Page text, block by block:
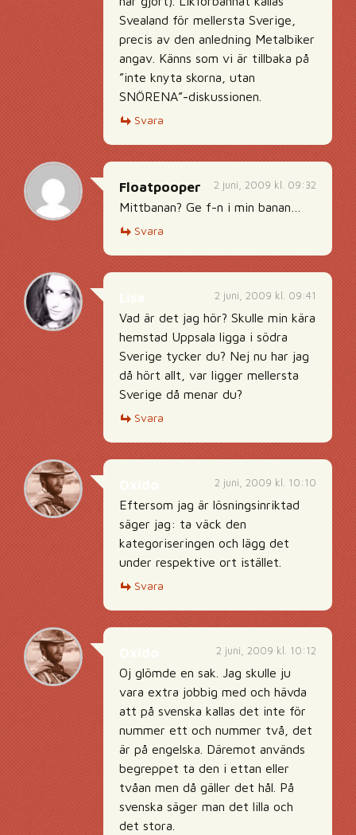
Svealand för mellersta Sverige,
precis av den anledning Metalbiker
angav. Känns som vi är tillbaka på
”inte knyta skorna, utan
SNÖRENA”-diskussionen.
Svara
2 juni, 2009 kl. 09:32
Floatpooper
Mittbanan? Ge f-n i min banan…
Svara
2 juni, 2009 kl. 09:41
Vad är det jag hör? Skulle min kära
hemstad Uppsala ligga i södra
Sverige tycker du? Nej nu har jag
då hört allt, var ligger mellersta
Sverige då menar du?
Svara
2 juni, 2009 kl. 10:10
Eftersom jag är lösningsinriktad
säger jag: ta väck den
kategoriseringen och lägg det
under respektive ort istället.
Svara
2 juni, 2009 kl. 10:12
Oj glömde en sak. Jag skulle ju
vara extra jobbig med och hävda
att på svenska kallas det inte för
nummer ett och nummer två, det
är på engelska. Däremot används
begreppet ta den i ettan eller
tvåan men då gäller det hål. På
svenska säger man det lilla och
det stora.